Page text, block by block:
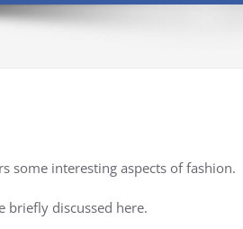
some interesting aspects of fashion.
briefly discussed here.